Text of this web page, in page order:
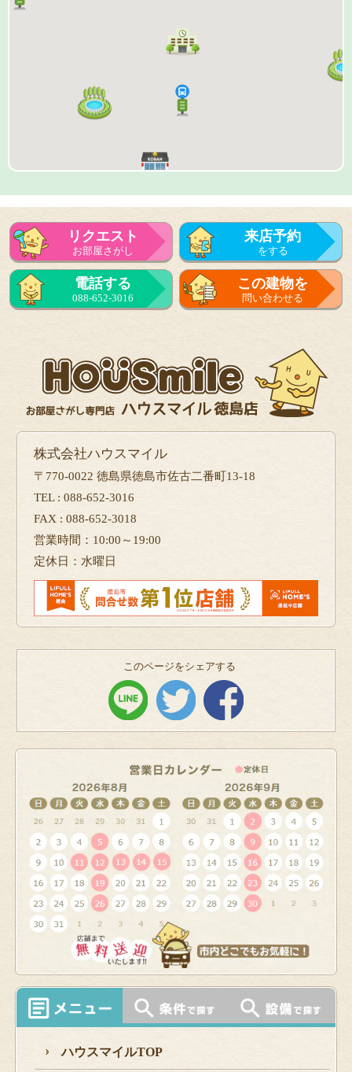
リクエスト
お部屋さがし
来店予約
をする
来店予約
をする
電話する
088-652-3016
この建物を
問い合わせる
株式会社ハウスマイル
〒770-0022 徳島県徳島市佐古二番町13-18
TEL : 088-652-3016
FAX : 088-652-3018
営業時間：10:00～19:00
定休日：水曜日
このページをシェアする
ハウスマイルTOP